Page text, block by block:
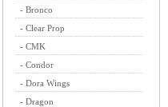
- Bronco
- Clear Prop
- CMK
- Condor
- Dora Wings
- Dragon